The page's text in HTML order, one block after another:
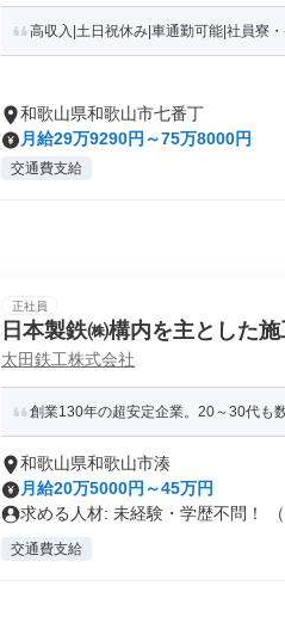
高収入|土日祝休み|車通勤可能|社員寮
和歌山県和歌山市七番丁
月給29万9290円～75万8000円
交通費支給
正社員
日本製鉄㈱構内を主とした
太田鉄工株式会社
創業130年の超安定企業。20～30代も
和歌山県和歌山市湊
月給20万5000円～45万円
求める人材: 未経験・学歴不問！
交通費支給